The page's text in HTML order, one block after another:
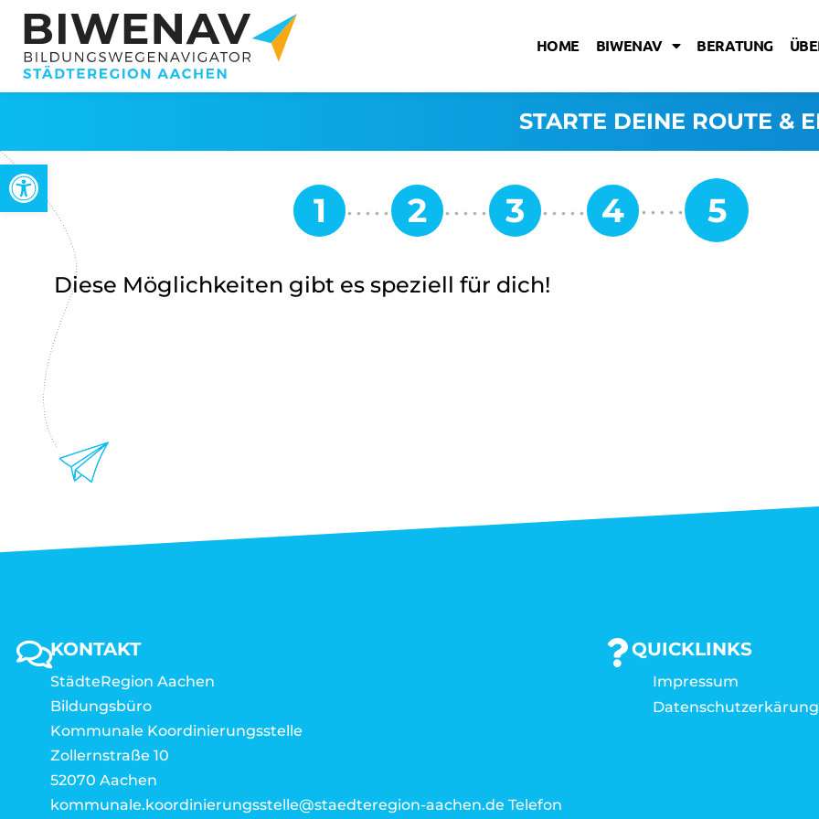
Werkzeugleiste öffnen
HOME BIWENAV BERATUNG
STARTE DEINE ROUTE &
Diese Möglichkeiten gibt es speziell für dich!
KONTAKT
StädteRegion Aachen
Bildungsbüro
Kommunale Koordinierungsstelle
Zollernstraße 10
52070 Aachen
kommunale.koordinierungsstelle@staedteregion-aachen.de Telefon
QUICKLINKS
Impressum
Datenschutzerkärung